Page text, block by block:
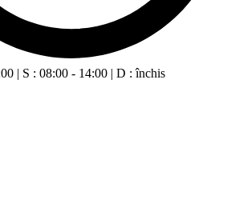
| S : 08:00 - 14:00 | D : închis